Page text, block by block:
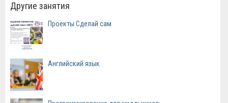
Другие занятия
Проекты Сделай сам
Английский язык